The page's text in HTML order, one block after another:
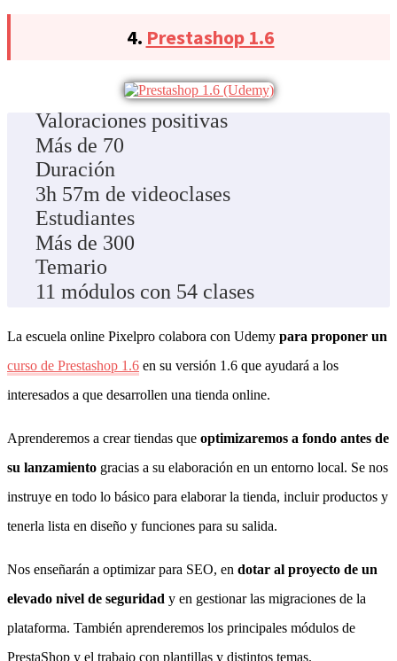
4. Prestashop 1.6
Valoraciones positivas
Más de 70
Duración
3h 57m de videoclases
Estudiantes
Más de 300
Temario
11 módulos con 54 clases
La escuela online Pixelpro colabora con Udemy para proponer un
curso de Prestashop 1.6 en su versión 1.6 que ayudará a los
interesados a que desarrollen una tienda online.
Aprenderemos a crear tiendas que optimizaremos a fondo antes de
su lanzamiento gracias a su elaboración en un entorno local. Se nos
instruye en todo lo básico para elaborar la tienda, incluir productos y
tenerla lista en diseño y funciones para su salida.
Nos enseñarán a optimizar para SEO, en dotar al proyecto de un
elevado nivel de seguridad y en gestionar las migraciones de la
plataforma. También aprenderemos los principales módulos de
PrestaShop y el trabajo con plantillas y distintos temas.